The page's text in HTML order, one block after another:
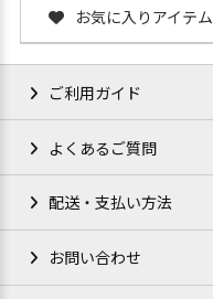
お気に入りアイテム
ご利用ガイド
よくあるご質問
配送・支払い方法
お問い合わせ